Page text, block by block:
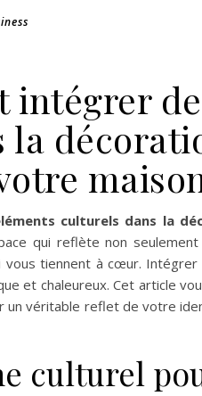
intégrer
la
culturels dans la
qui reflète non
vous tiennent à cœur.
et chaleureux. Cet article
véritable reflet de votre
culturel